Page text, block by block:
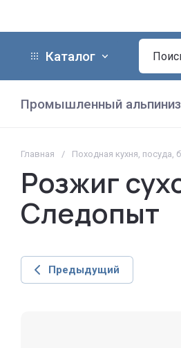
Каталог
Промышленный
Главная / Походная кухня, посуда,
Розжиг
Следопыт
Предыдущий